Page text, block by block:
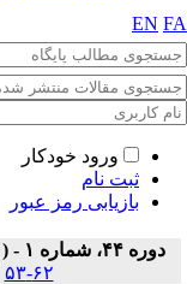
EN
ورود خودکار
ثبت نام
بازیابی رمز عبور
دوره ۴۴، شماره ۱ - ( ۱۴۰۵ )
۶۲-۵۳
|